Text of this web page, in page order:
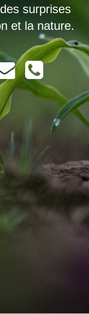
surprises
et la nature.